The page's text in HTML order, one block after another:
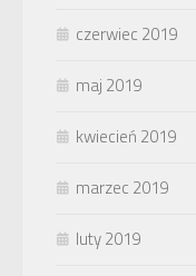
czerwiec 2019
maj 2019
kwiecień 2019
marzec 2019
luty 2019